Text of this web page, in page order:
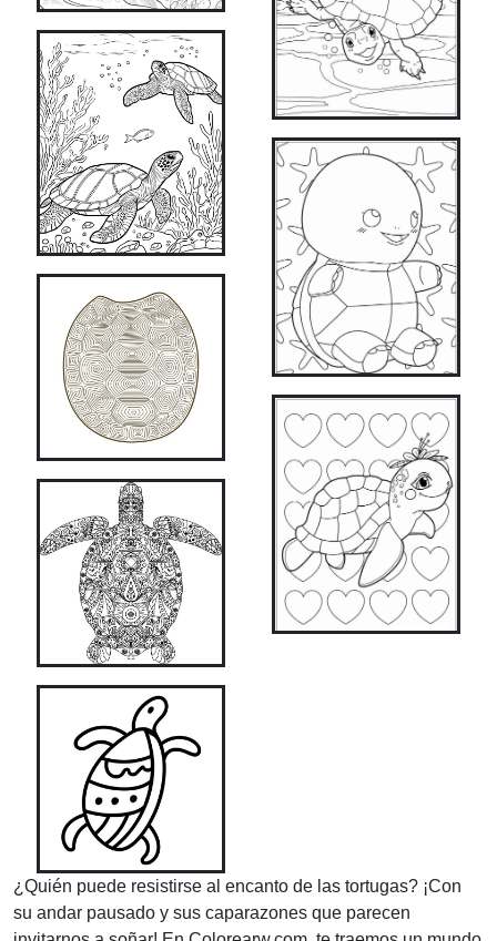
¿Quién puede resistirse al encanto de las tortugas? ¡Con
su andar pausado y sus caparazones que parecen